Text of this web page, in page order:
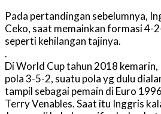
Pada pertandingan sebelumnya,
Ceko, saat memainkan formasi 4-
seperti kehilangan tajinya.
.
Di World Cup tahun 2018
pola 3-5-2, suatu pola yg dulu
tampil sebagai pemain di Euro
Terry Venables. Saat itu Inggris